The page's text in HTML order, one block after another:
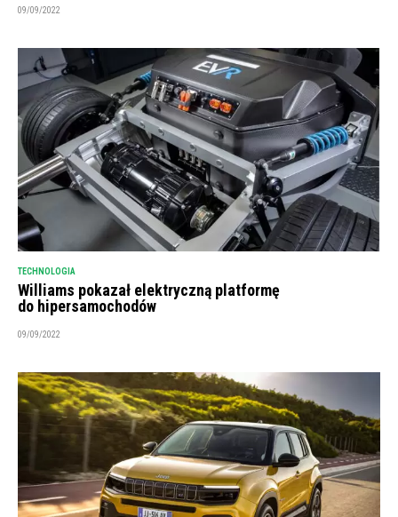
09/09/2022
TECHNOLOGIA
Williams pokazał elektryczną platformę
do hipersamochodów
09/09/2022